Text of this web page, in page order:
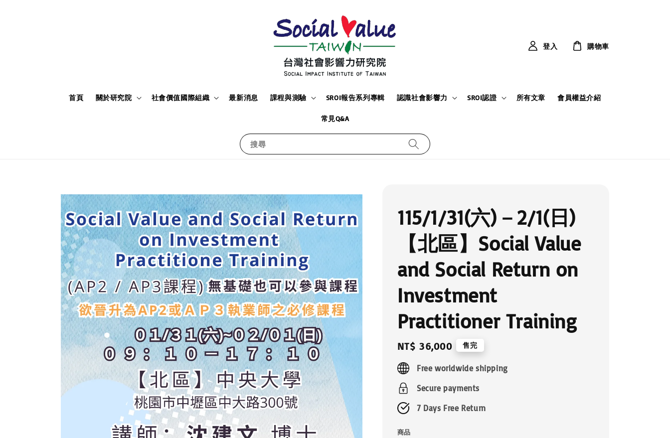
搜尋
首頁 關於研究院 社會價值國際組織 最新消息 課程與測驗 SROI報告系列專輯 認識社會影響力 SROI認證 所有文章 會員權益介紹
常見Q&A
登入 購物車
115/1/31(六)－2/1(日)
【北區】Social Value
and Social Return on
Investment
Practitioner Training
Regular
price
NT$ 36,000 售完
Free worldwide shipping
Secure payments
7 Days Free Return
商品